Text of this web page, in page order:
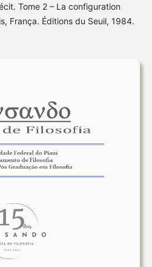
Tome 2 – La configuration
França. Éditions du Seuil, 1984.